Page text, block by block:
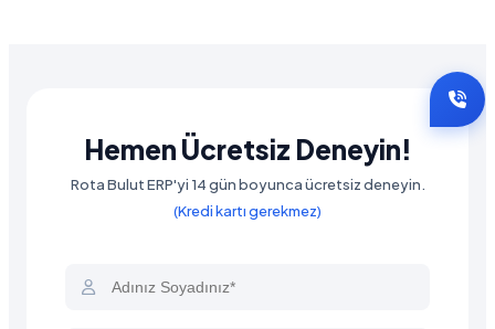
Hemen Ücretsiz Deneyin!
Rota Bulut ERP'yi 14 gün boyunca ücretsiz deneyin.
(Kredi kartı gerekmez)